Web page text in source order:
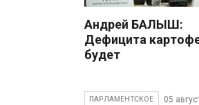
Андрей БАЛЫШ:
Дефицита
будет
ПАРЛАМЕНТСКОЕ 05